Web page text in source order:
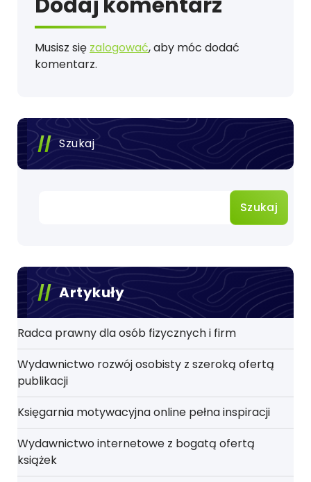
Musisz się zalogować, aby móc dodać
komentarz.
Szukaj
Szukaj
Artykuły
Radca prawny dla osób fizycznych i firm
Wydawnictwo rozwój osobisty z szeroką ofertą
publikacji
Księgarnia motywacyjna online pełna inspiracji
Wydawnictwo internetowe z bogatą ofertą
książek